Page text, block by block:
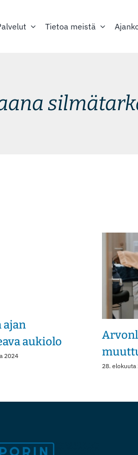
Tietoa meistä
ajan
aukiolo
2024
28. elokuuta